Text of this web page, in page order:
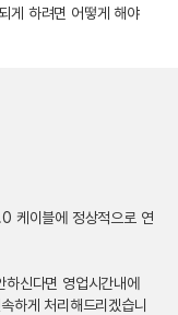
게 하려면 어떻게 해야
케이블에 정상적으로 연
하신다면 영업시간내에
하게 처리해드리겠습니